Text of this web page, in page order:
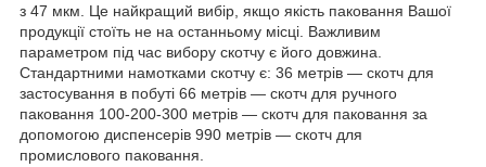
з 47 мкм. Це найкращий вибір, якщо якість паковання Вашої
продукції стоїть не на останньому місці. Важливим
параметром під час вибору скотчу є його довжина.
Стандартними намотками скотчу є: 36 метрів — скотч для
застосування в побуті 66 метрів — скотч для ручного
паковання 100-200-300 метрів — скотч для паковання за
допомогою диспенсерів 990 метрів — скотч для
промислового паковання.